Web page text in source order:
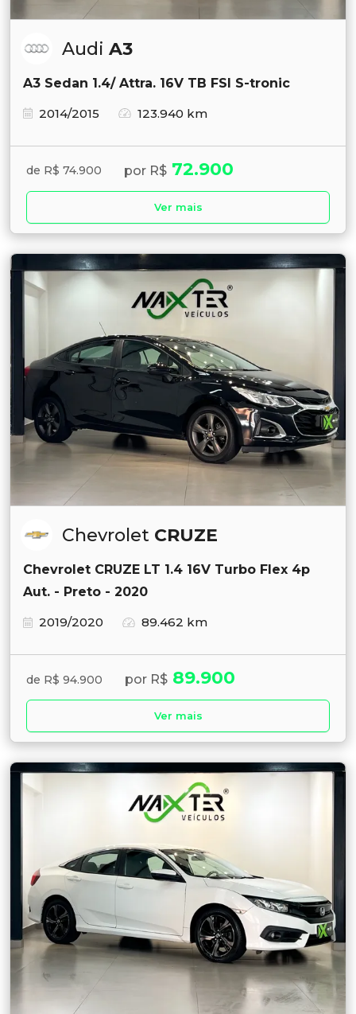
Audi A3
A3 Sedan 1.4/ Attra. 16V TB FSI S-tronic
2014/2015
123.940 km
de R$ 74.900 por R$ 72.900
Ver mais
Chevrolet CRUZE
Chevrolet CRUZE LT 1.4 16V Turbo Flex 4p
Aut. - Preto - 2020
2019/2020
89.462 km
de R$ 94.900 por R$ 89.900
Ver mais